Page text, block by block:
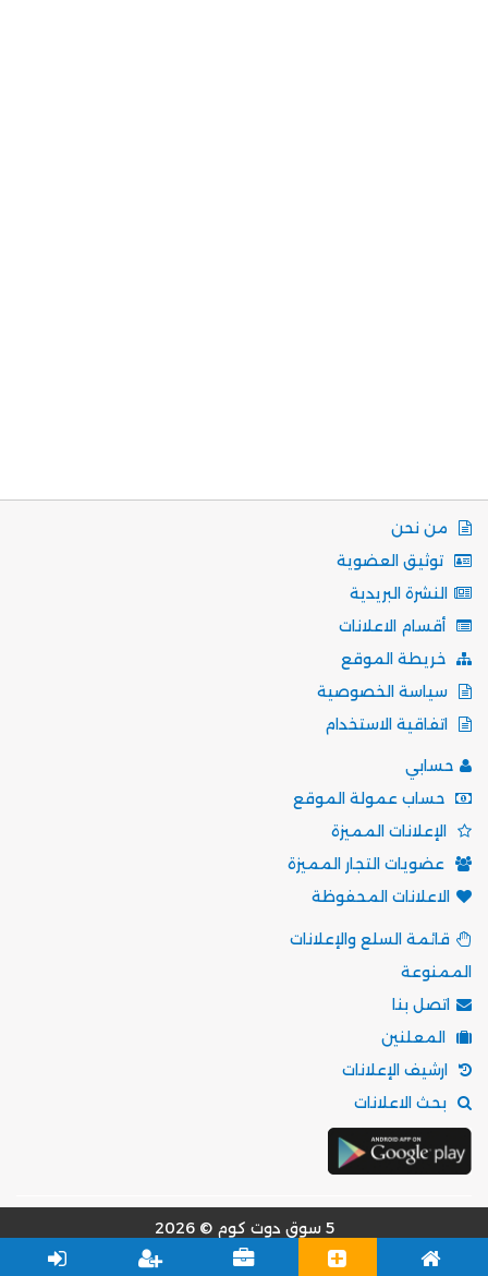
من نحن
توثيق العضوية
النشرة البريدية
أقسام الاعلانات
خريطة الموقع
سياسة الخصوصية
اتفاقية الاستخدام
حسابي
حساب عمولة الموقع
الإعلانات المميزة
عضويات التجار المميزة
الاعلانات المحفوظة
قائمة السلع والإعلانات
الممنوعة
اتصل بنا
المعلنين
ارشيف الإعلانات
بحث الاعلانات
5 سوق دوت كوم © 2026
مؤسسة موقع 5 سوق للتسويق الالكتروني